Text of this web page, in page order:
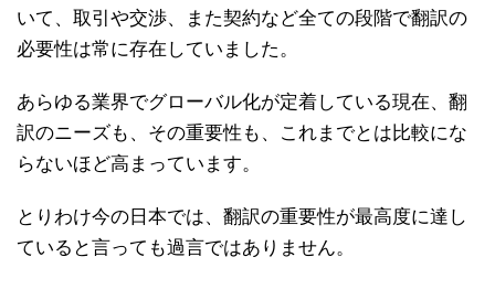
いて、取引や交渉、また契約など全ての段階で翻訳の
必要性は常に存在していました。
あらゆる業界でグローバル化が定着している現在、翻
訳のニーズも、その重要性も、これまでとは比較にな
らないほど高まっています。
とりわけ今の日本では、翻訳の重要性が最高度に達し
ていると言っても過言ではありません。